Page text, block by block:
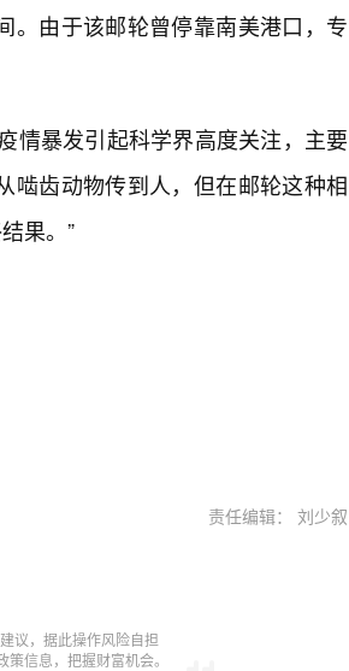
。由于该邮轮曾停靠南美港口，专
情暴发引起科学界高度关注，主要
啮齿动物传到人，但在邮轮这种相
果。”
责任编辑： 刘少叙
议，据此操作风险自担
信息，把握财富机会。